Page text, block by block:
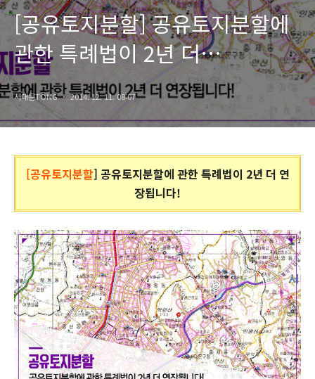
[공유토지분할] 공유토지분할에
관한 특례법이 2년 더
연장됩니다!
서대문TONG 2014. 12. 11. 08:07
[공유토지분할] 공유토지분할에 관한 특례법이 2년 더 연
장됩니다!